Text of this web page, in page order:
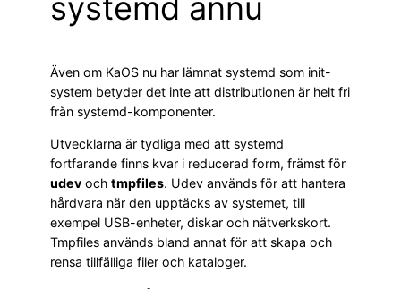
Även om KaOS nu har lämnat systemd som init-
system betyder det inte att distributionen är helt fri
från systemd-komponenter.
Utvecklarna är tydliga med att systemd
fortfarande finns kvar i reducerad form, främst för
udev och tmpfiles. Udev används för att hantera
hårdvara när den upptäcks av systemet, till
exempel USB-enheter, diskar och nätverkskort.
Tmpfiles används bland annat för att skapa och
rensa tillfälliga filer och kataloger.